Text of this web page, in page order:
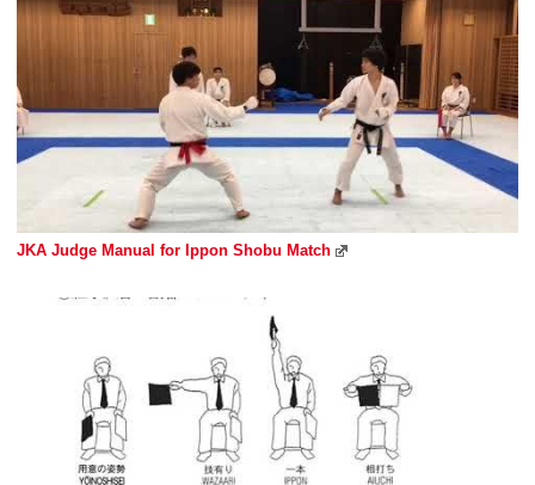
JKA Judge Manual for Ippon Shobu Match